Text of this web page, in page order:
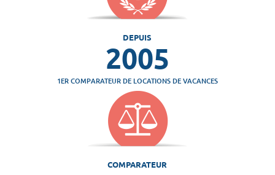
DEPUIS
2005
1ER COMPARATEUR DE LOCATIONS DE VACANCES
COMPARATEUR